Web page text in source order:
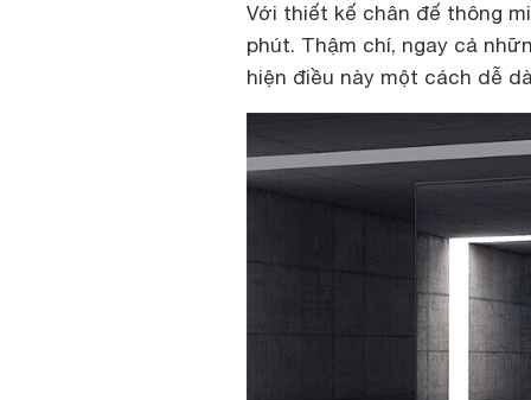
Với thiết kế chân đế thông
phút. Thậm chí, ngay cả
hiện điều này một cách dễ